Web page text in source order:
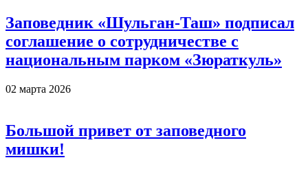
Заповедник «Шульган-Таш» подписал
соглашение о сотрудничестве с
национальным парком «Зюраткуль»
02 марта 2026
Большой привет от заповедного
мишки!